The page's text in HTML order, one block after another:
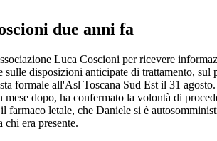
due anni fa
Luca Coscioni per ricevere
disposizioni anticipate di trattamento, sul
formale all'Asl Toscana Sud Est il 31
dopo, ha confermato la volontà di
letale, che Daniele si è
era presente.